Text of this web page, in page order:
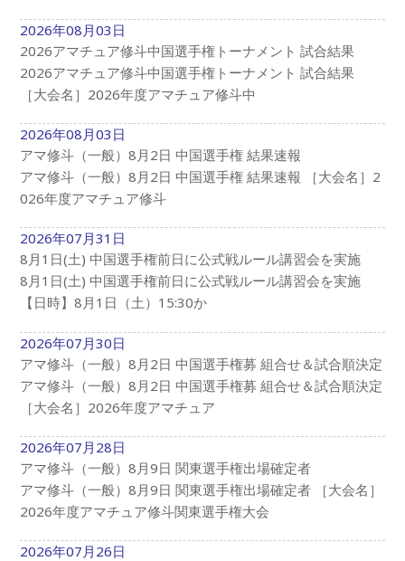
2026年08月03日
2026アマチュア修斗中国選手権トーナメント 試合結果
2026アマチュア修斗中国選手権トーナメント 試合結果
［大会名］2026年度アマチュア修斗中
2026年08月03日
アマ修斗（一般）8月2日 中国選手権 結果速報
アマ修斗（一般）8月2日 中国選手権 結果速報 ［大会名］2
026年度アマチュア修斗
2026年07月31日
8月1日(土) 中国選手権前日に公式戦ルール講習会を実施
8月1日(土) 中国選手権前日に公式戦ルール講習会を実施
【日時】8月1日（土）15:30か
2026年07月30日
アマ修斗（一般）8月2日 中国選手権募 組合せ＆試合順決定
アマ修斗（一般）8月2日 中国選手権募 組合せ＆試合順決定
［大会名］2026年度アマチュア
2026年07月28日
アマ修斗（一般）8月9日 関東選手権出場確定者
アマ修斗（一般）8月9日 関東選手権出場確定者 ［大会名］
2026年度アマチュア修斗関東選手権大会
2026年07月26日